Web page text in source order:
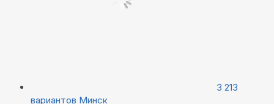
3 213
вариантов Минск